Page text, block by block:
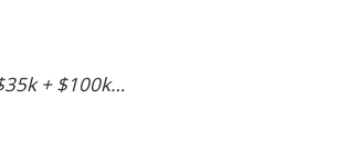
+ $100k…